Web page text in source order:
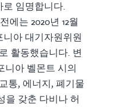
임명합니다.
에는 2020년 12월
아 대기자원위원
활동했습니다. 변
니아 벨몬트 시의
통, 에너지, 폐기물
을 갖춘 다비나 허